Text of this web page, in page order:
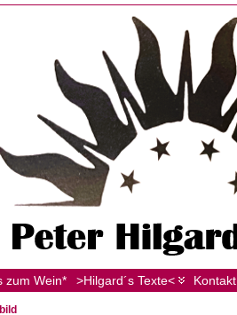
zum Wein* >Hilgard´s Texte< Kontakt